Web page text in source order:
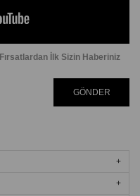
İlk Sizin Haberiniz
GÖNDER